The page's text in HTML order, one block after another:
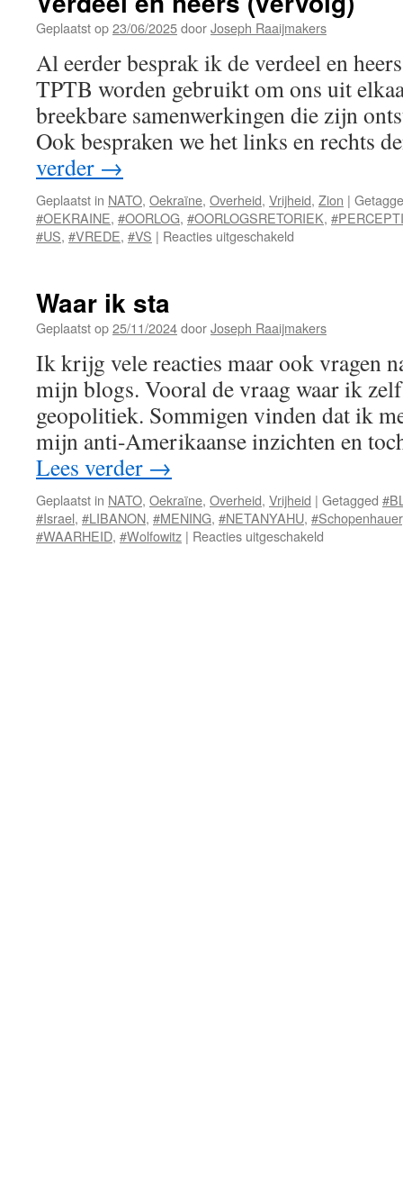
Geplaatst op23/06/2025doorJoseph Raaijmakers
Al eerder besprak ik de verdeel en
TPTB worden gebruikt om ons uit
breekbare samenwerkingen die zijn
Ook bespraken we het links en rechts
verder →
Geplaatst in NATO, Oekraïne, Overheid, Vrijheid, Zion |
#OEKRAINE, #OORLOG, #OORLOGSRETORIEK,
#US, #VREDE, #VS | Reacties uitgeschakeld
Waar ik sta
Geplaatst op25/11/2024doorJoseph Raaijmakers
Ik krijg vele reacties maar ook vragen
mijn blogs. Vooral de vraag waar ik
geopolitiek. Sommigen vinden dat ik
mijn anti-Amerikaanse inzichten en
Lees verder →
Geplaatst in NATO, Oekraïne, Overheid, Vrijheid | Getagged
#Israel, #LIBANON, #MENING, #NETANYAHU, #Schopenhauer
#WAARHEID, #Wolfowitz | Reacties uitgeschakeld